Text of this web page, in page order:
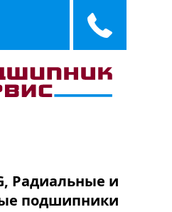
Радиальные и
подшипники